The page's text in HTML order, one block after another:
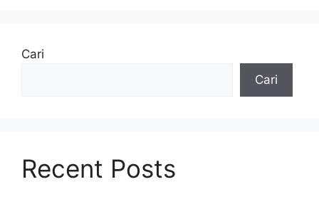
Cari
Cari
Recent Posts